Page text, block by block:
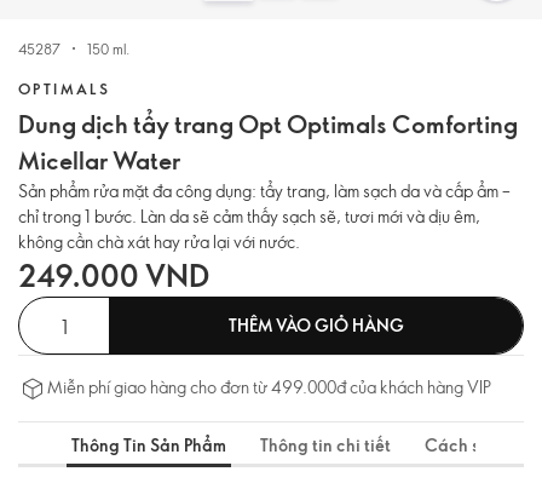
45287 150 ml.
OPTIMALS
Dung dịch tẩy trang Opt Optimals Comforting
Micellar Water
Sản phẩm rửa mặt đa công dụng: tẩy trang, làm sạch da và cấp ẩm –
chỉ trong 1 bước. Làn da sẽ cảm thấy sạch sẽ, tươi mới và dịu êm,
không cần chà xát hay rửa lại với nước.
249.000 VND
THÊM VÀO GIỎ HÀNG
Miễn phí giao hàng cho đơn từ 499.000đ của khách hàng VIP
Thông Tin Sản Phẩm Thông tin chi tiết Cách sử dụng